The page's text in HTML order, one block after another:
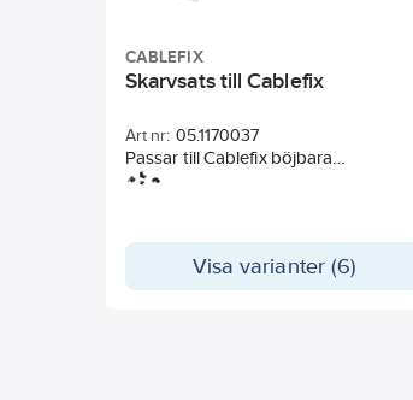
CABLEFIX
Skarvsats till Cablefix
Art nr: 05.1170037
Passar till Cablefix böjbara
ledningslist. Förpackningen innehåller
Visa varianter (6)